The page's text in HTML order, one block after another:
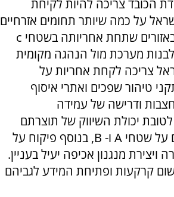
הכובד צריכה להיות לקיחת
על כמה שיותר תחומים אזרחיים
ומוניציפליים בוודאי באזורים שתחת אחריותה בשטחי c
מערכת מול הנהגה מקומית
צריכה לקחת אחריות על
טיהור שפכים ואתרי איסוף
ודרישה של עמידה
לטובת יכולת השיווק של תוצרתם
בישראל. כל הנ"ל גם על שטחי A ו- B, בנוסף פיקוח על
מנגנון אכיפה יעיל בעניין.
קרקעות ופתיחת המידע לגביהם